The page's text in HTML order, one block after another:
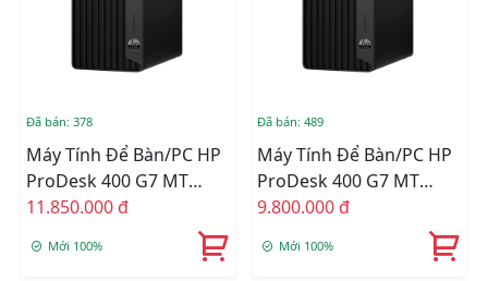
Đã bán: 378
Máy Tính Để Bàn/PC HP
ProDesk 400 G7 MT
60U84PA (i5-
10505(6*3.2)/4GD4/256GSSD/Wlac/BT/KB/M/W11SL/
ĐEN)
11.850.000 đ
Mới 100%
Đã bán: 489
Máy Tính Để Bàn/PC HP
ProDesk 400 G7 MT
60U83PA (Core I3 10105/
Wifi/ Bluetooth/
9.800.000 đ
Mới 100%